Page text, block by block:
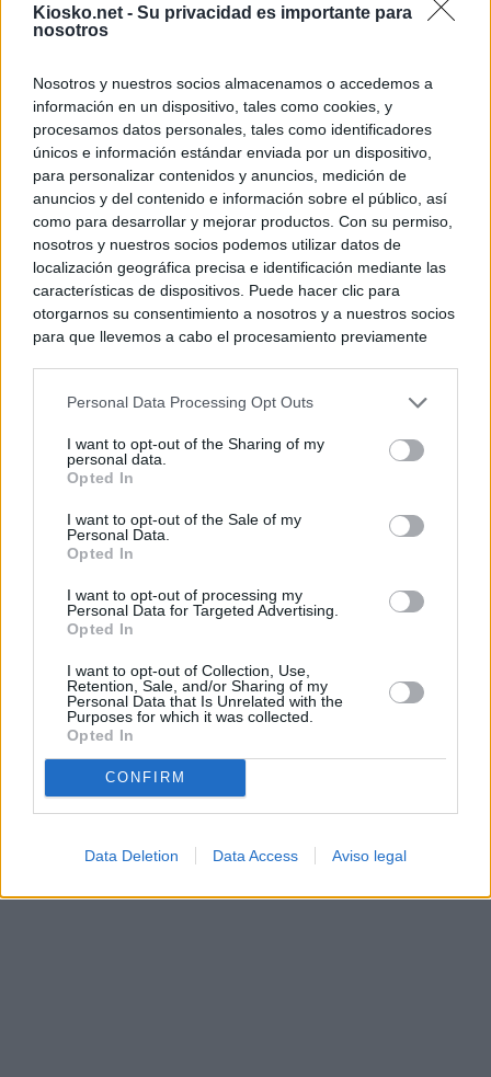
Kiosko.net - Su privacidad es importante para
nosotros
Nosotros y nuestros socios almacenamos o accedemos a
información en un dispositivo, tales como cookies, y
procesamos datos personales, tales como identificadores
únicos e información estándar enviada por un dispositivo,
para personalizar contenidos y anuncios, medición de
anuncios y del contenido e información sobre el público, así
como para desarrollar y mejorar productos. Con su permiso,
nosotros y nuestros socios podemos utilizar datos de
localización geográfica precisa e identificación mediante las
características de dispositivos. Puede hacer clic para
otorgarnos su consentimiento a nosotros y a nuestros socios
para que llevemos a cabo el procesamiento previamente
negar su consentimiento. Tenga en cuenta que algún
de su consentimiento, pero usted tiene el derecho de
rechazar tal procesamiento. Sus preferencias se aplicarán
cualquier momento entrando de nuevo en este sitio web o
visitando nuestra política de privacidad.
Personal Data Processing Opt Outs
I want to opt-out of the Sharing of my
personal data.
Opted In
I want to opt-out of the Sale of my
Personal Data.
Opted In
I want to opt-out of processing my
Personal Data for Targeted Advertising.
Opted In
I want to opt-out of Collection, Use,
Retention, Sale, and/or Sharing of my
Personal Data that Is Unrelated with the
Purposes for which it was collected.
Opted In
CONFIRM
Data Deletion Data Access Aviso legal